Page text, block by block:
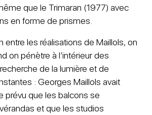
que le Trimaran (1977) avec
en forme de prismes.
entre les réalisations de Maillols, on
on pénètre à l’intérieur des
de la lumière et de
: Georges Maillols avait
prévu que les balcons se
et que les studios